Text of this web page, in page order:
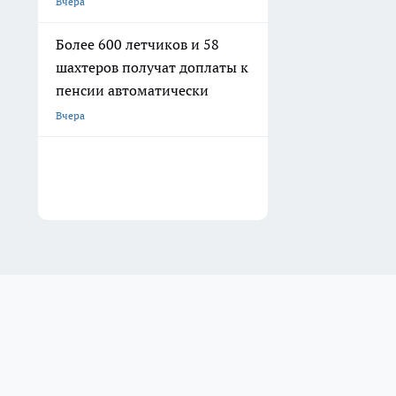
Более 600 летчиков и 58
шахтеров получат доплаты к
пенсии автоматически
Вчера